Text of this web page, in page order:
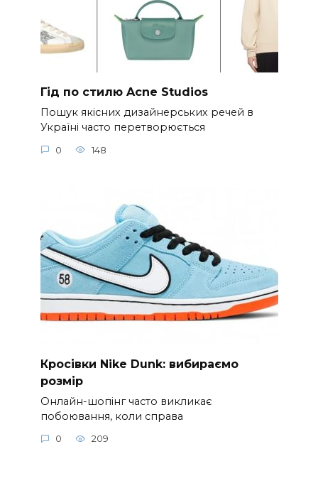
Гід по стилю Acne Studios
Пошук якісних дизайнерських речей в
Україні часто перетворюється
0 148
Кросівки Nike Dunk: вибираємо
розмір
Онлайн-шопінг часто викликає
побоювання, коли справа
0 209